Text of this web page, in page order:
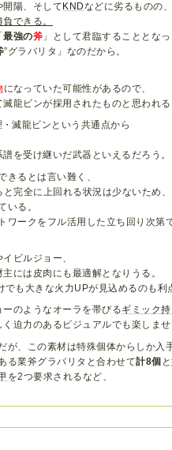
陽、そして KNDなどに劣るものの、
できる。
最強の斧 」として君臨することとなっ
”グラバリタ」なのだから。
になっていた可能性があるので、
龍ビンが採用されたものと思われる
滅龍ビンという共通点から
を受け継いだ武器といえるだろう。
るとは言い難く、
完全に上回れる状況は少ないため、
いる。
ワークをフル活用した立ち回り次第
ビルジョー、
には皮肉にも最適解となりうる。
でも大きな火力UPが見込めるのも利
のようなオーラを帯びるギミック
く迫力のあるビジュアルでも楽しませ
が、この素材は特殊個体からしか入
る業斧グラバリタと合わせて計8個
を2つ要求されるなど、